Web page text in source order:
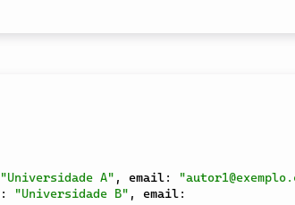
"Universidade A" , email:
: "Universidade B" , email: